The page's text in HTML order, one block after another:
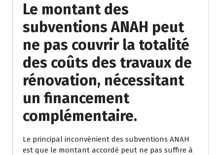
Le montant des
subventions ANAH peut
ne pas couvrir la totalité
des coûts des travaux de
rénovation, nécessitant
un financement
complémentaire.
Le principal inconvénient des subventions ANAH
est que le montant accordé peut ne pas suffire à